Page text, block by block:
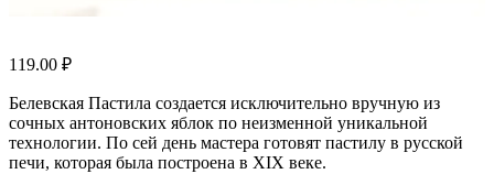
119.00 ₽
Белевская Пастила создается исключительно вручную из
сочных антоновских яблок по неизменной уникальной
технологии. По сей день мастера готовят пастилу в русской
печи, которая была построена в XIX веке.